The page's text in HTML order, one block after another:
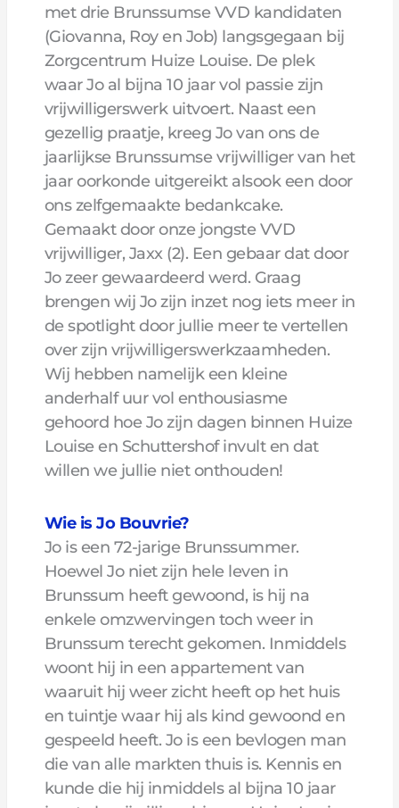
met drie Brunssumse VVD kandidaten
(Giovanna, Roy en Job) langsgegaan bij
Zorgcentrum Huize Louise. De plek
waar Jo al bijna 10 jaar vol passie zijn
vrijwilligerswerk uitvoert. Naast een
gezellig praatje, kreeg Jo van ons de
jaarlijkse Brunssumse vrijwilliger van het
jaar oorkonde uitgereikt alsook een door
ons zelfgemaakte bedankcake.
Gemaakt door onze jongste VVD
vrijwilliger, Jaxx (2). Een gebaar dat door
Jo zeer gewaardeerd werd. Graag
brengen wij Jo zijn inzet nog iets meer in
de spotlight door jullie meer te vertellen
over zijn vrijwilligerswerkzaamheden.
Wij hebben namelijk een kleine
anderhalf uur vol enthousiasme
gehoord hoe Jo zijn dagen binnen Huize
Louise en Schuttershof invult en dat
willen we jullie niet onthouden!
Wie is Jo Bouvrie?
Jo is een 72-jarige Brunssummer.
Hoewel Jo niet zijn hele leven in
Brunssum heeft gewoond, is hij na
enkele omzwervingen toch weer in
Brunssum terecht gekomen. Inmiddels
woont hij in een appartement van
waaruit hij weer zicht heeft op het huis
en tuintje waar hij als kind gewoond en
gespeeld heeft. Jo is een bevlogen man
die van alle markten thuis is. Kennis en
kunde die hij inmiddels al bijna 10 jaar